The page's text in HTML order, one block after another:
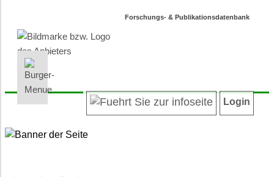
Forschungs- & Publikationsdatenbank
INFORMATIONEN | SUCHEN
Autoren/innenverzeichnis
LOGIN
Login